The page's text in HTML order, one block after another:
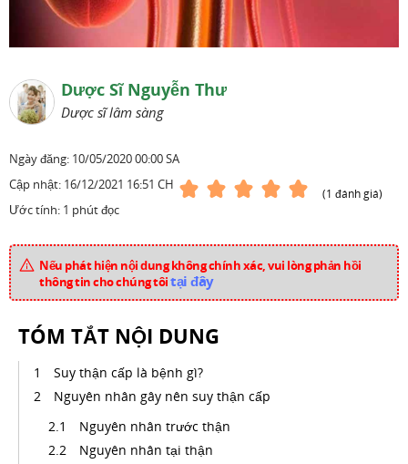
Dược Sĩ Nguyễn Thư
Dược sĩ lâm sàng
Ngày đăng: 10/05/2020 00:00 SA
Cập nhật: 16/12/2021 16:51 CH
Ước tính: 1 phút đọc
(1 đánh giá)
Nếu phát hiện nội dung không chính xác, vui lòng phản hồi
thông tin cho chúng tôitại đây
TÓM TẮT NỘI DUNG
Suy thận cấp là bệnh gì?
Nguyên nhân gây nên suy thận cấp
Nguyên nhân trước thận
Nguyên nhân tại thận